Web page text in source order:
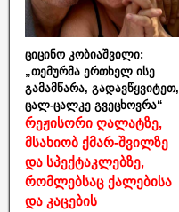
ციცინო კობიაშვილი:
„თემურმა ერთხელ ისე
გამამწარა, გადავწყვიტეთ,
ცალ-ცალკე გვეცხოვრა“
რეჟისორი ღალატზე,
მსახიობ ქმარ-შვილზე
და სპექტაკლებზე,
რომლებსაც ქალებისა
და კაცების